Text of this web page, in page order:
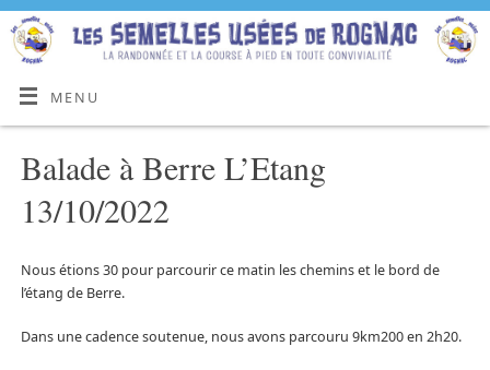
MENU
Balade à Berre L’Etang
13/10/2022
Nous étions 30 pour parcourir ce matin les chemins et le bord de
l’étang de Berre.
Dans une cadence soutenue, nous avons parcouru 9km200 en 2h20.